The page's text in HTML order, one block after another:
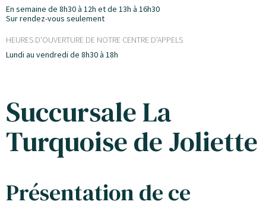
En semaine de 8h30 à 12h et de 13h à 16h30
Sur rendez-vous seulement
HEURES D'OUVERTURE DE NOTRE CENTRE D'APPELS
Lundi au vendredi de 8h30 à 18h
Succursale La
Turquoise de Joliette
Présentation de ce